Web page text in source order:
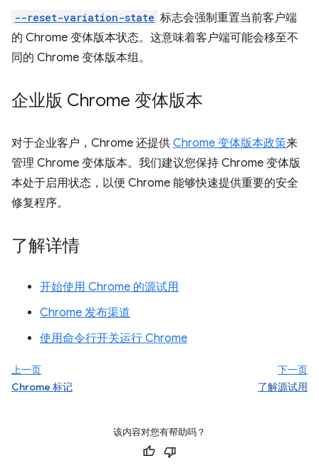
--reset-variation-state 标志会强制重置当前客户端
的 Chrome 变体版本状态。这意味着客户端可能会移至不
同的 Chrome 变体版本组。
企业版 Chrome 变体版本
对于企业客户，Chrome 还提供 Chrome 变体版本政策来
管理 Chrome 变体版本。我们建议您保持 Chrome 变体版
本处于启用状态，以便 Chrome 能够快速提供重要的安全
修复程序。
了解详情
开始使用 Chrome 的源试用
Chrome 发布渠道
使用命令行开关运行 Chrome
上一页
Chrome 标记
下一页
了解源试用
该内容对您有帮助吗？